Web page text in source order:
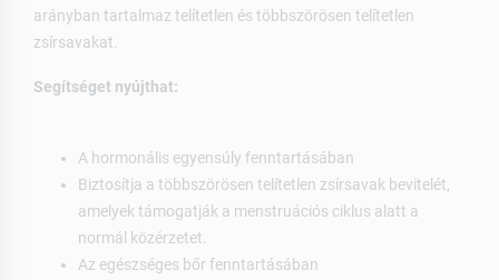
arányban tartalmaz telítetlen és többszörösen telítetlen
zsírsavakat.
Segítséget nyújthat:
A hormonális egyensúly fenntartásában
Biztosítja a többszörösen telítetlen zsírsavak bevitelét,
amelyek támogatják a menstruációs ciklus alatt a
normál közérzetet.
Az egészséges bőr fenntartásában